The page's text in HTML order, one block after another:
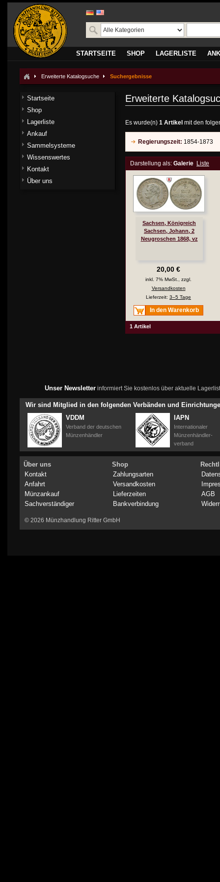
STARTSEITE SHOP LAGERLISTE
Erweiterte Katalogsuche Suchergebnisse
Erweiterte
Es wurde(n) 1 Artikel mit den
Regierungszeit: 1854-1873
Darstellung als: Galerie Liste
Sachsen, Königreich
Sachsen, Johann, 2
Neugroschen 1868, vz
20,00 €
inkl. 7% MwSt., zzgl.
Versandkosten
Lieferzeit: 3–5 Tage
In den Warenkorb
1 Artikel
Startseite
Shop
Lagerliste
Ankauf
Sammelsysteme
Wissenswertes
Kontakt
Über uns
Unser Newsletterinformiert Sie kostenlos über aktuelle
Wir sind Mitglied in den folgenden Verbänden und
VDDM
Verband der deutschen
Münzenhändler
IAPN
Internationaler
Münzenhändler-
verband
Über uns
Kontakt
Anfahrt
Münzankauf
Sachverständiger
Shop
Zahlungsarten
Versandkosten
Lieferzeiten
Bankverbindung
AGB
© 2026 Münzhandlung Ritter GmbH